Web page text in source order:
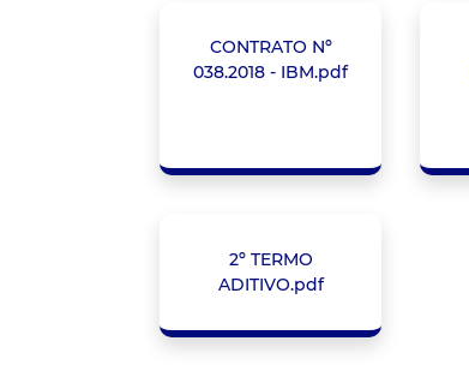
CONTRATO Nº
038.2018 - IBM.pdf
2º TERMO
ADITIVO.pdf